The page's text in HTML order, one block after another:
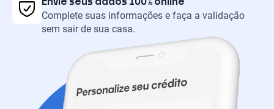
Complete suas informações e faça a validação
sem sair de sua casa.